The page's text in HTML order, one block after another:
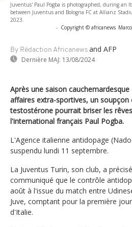
Juventus' Paul Pogba is photographed, during an
between Juventus and Bologna FC at Allianz
2023.
- Copyright © africanews
By Rédaction Africanews and AFP
Dernière MAJ: 13/08/2024
Après une saison
affaires extra-sportives, un soupçon
testostérone pourrait briser les
l'international français Paul Pogba.
L'Agence italienne antidopage
suspendu lundi 11 septembre.
La Juventus Turin, son club, a
communiqué que le contrôle
août à l'issue du match entre
Juve, comptant pour la première
d'Italie.